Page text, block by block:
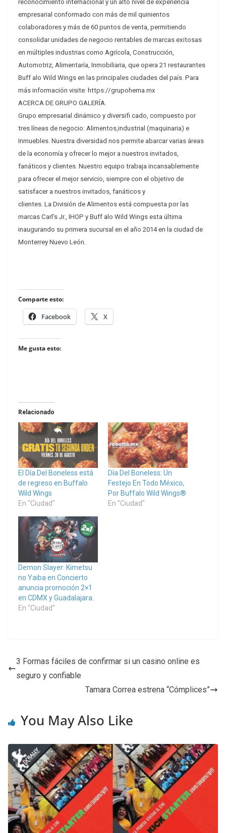
reconocimiento internacional y un alto nivel de experiencia
empresarial conformado con más de mil quinientos
colaboradores y más de 60 puntos de venta, permitiendo
consolidar unidades de negocio rentables de marcas exitosas
en múltiples industrias como Agrícola, Construcción,
Automotriz, Alimentaría, Inmobiliaria, que opera 21 restaurantes
Buff alo Wild Wings en las principales ciudades del país. Para
más información visite: https://grupohema.mx
ACERCA DE GRUPO GALERÍA.
Grupo empresarial dinámico y diversifi cado, compuesto por
tres líneas de negocio: Alimentos,industrial (maquinaria) e
Inmuebles. Nuestra diversidad nos permite abarcar varias áreas
de la economía y ofrecer lo mejor a nuestros invitados,
fanáticos y clientes. Nuestro equipo trabaja incansablemente
para ofrecer el mejor servicio, siempre con el objetivo de
satisfacer a nuestros invitados, fanáticos y
clientes. La División de Alimentos está compuesta por las
marcas Carl’s Jr., IHOP y Buff alo Wild Wings esta última
inaugurando su primera sucursal en el año 2014 en la ciudad de
Monterrey Nuevo León.
Comparte esto:
Facebook X
Me gusta esto:
Relacionado
El Día Del Boneless está
de regreso en Buffalo
Wild Wings
En "Ciudad"
Día Del Boneless: Un
Festejo En Todo México,
Por Buffalo Wild Wings®
En "Ciudad"
Demon Slayer: Kimetsu
no Yaiba en Concierto
anuncia promoción 2×1
en CDMX y Guadalajara.
En "Ciudad"
3 Formas fáciles de confirmar si un casino online es
seguro y confiable
Tamara Correa estrena “Cómplices”
You May Also Like